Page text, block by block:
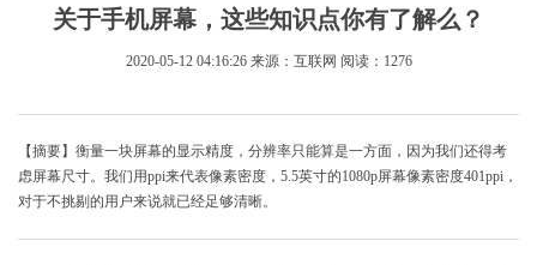
关于手机屏幕，这些知识点你有了解么？
2020-05-12 04:16:26 来源：互联网 阅读：1276
【摘要】衡量一块屏幕的显示精度，分辨率只能算是一方面，因为我们还得考
虑屏幕尺寸。我们用ppi来代表像素密度，5.5英寸的1080p屏幕像素密度401ppi，
对于不挑剔的用户来说就已经足够清晰。